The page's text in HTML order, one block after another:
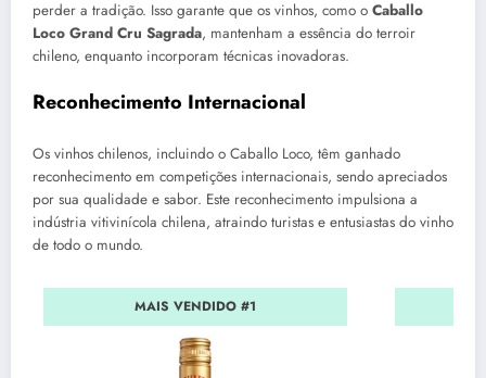
perder a tradição. Isso garante que os vinhos, como o Caballo
Loco Grand Cru Sagrada, mantenham a essência do terroir
chileno, enquanto incorporam técnicas inovadoras.
Reconhecimento Internacional
Os vinhos chilenos, incluindo o Caballo Loco, têm ganhado
reconhecimento em competições internacionais, sendo apreciados
por sua qualidade e sabor. Este reconhecimento impulsiona a
indústria vitivinícola chilena, atraindo turistas e entusiastas do vinho
de todo o mundo.
MAIS VENDIDO #1